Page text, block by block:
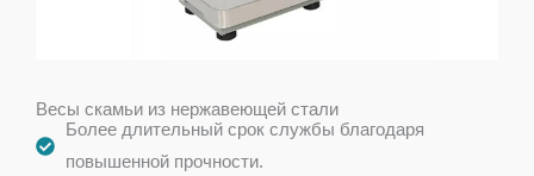
Весы скамьи из нержавеющей стали
Более длительный срок службы благодаря
повышенной прочности.